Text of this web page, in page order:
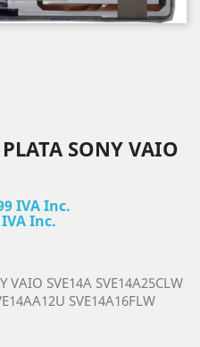
SONY VAIO
IVA Inc.
Inc.
SVE14A SVE14A25CLW
SVE14A16FLW